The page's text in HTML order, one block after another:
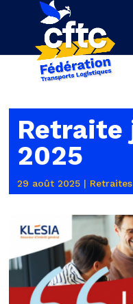
2025
29 août 2025 | Retraites